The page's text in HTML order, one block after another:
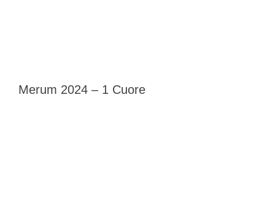
Merum 2024 – 1 Cuore